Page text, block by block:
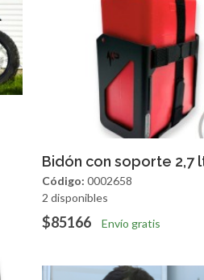
Agregar
Bidón con soporte 2,7
Código: 0002658
2 disponibles
$85166 Envío gratis